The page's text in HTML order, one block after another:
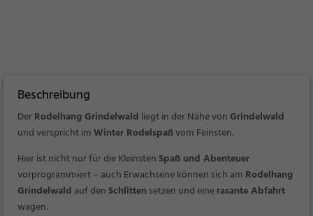
Beschreibung
DerRodelhang Grindelwald liegt in der Nähe vonGrindelwald
und verspricht imWinter Rodelspaßvom Feinsten.
Hier ist nicht nur für die KleinstenSpaß und Abenteuer
vorprogrammiert – auch Erwachsene können sich am Rodelhang
Grindelwald auf denSchlitten setzen und einerasante Abfahrt
wagen.